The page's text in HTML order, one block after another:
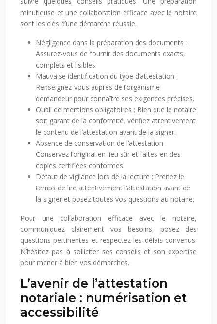
minutieuse et une collaboration efficace avec le notaire
sont les clés d’une démarche réussie.
Négligence dans la préparation des documents :
Assurez-vous de fournir des documents exacts,
complets et lisibles.
Mauvaise identification du type d’attestation :
Renseignez-vous auprès de l’organisme
demandeur pour connaître ses exigences précises.
Oubli de mentions obligatoires : Bien que le notaire
soit garant de la conformité, vérifiez attentivement
le contenu de l’attestation avant de la signer.
Absence de conservation de l’attestation :
Conservez l’original en lieu sûr et faites-en des
copies certifiées conformes.
Défaut de vigilance lors de la lecture : Prenez le
temps de lire attentivement l’attestation avant de
la signer et posez toutes vos questions au notaire.
Pour une collaboration efficace avec le notaire,
communiquez clairement vos besoins, posez des
questions pertinentes et respectez les délais convenus.
N’hésitez pas à solliciter ses conseils et son expertise
pour mener à bien vos démarches.
L’avenir de l’attestation
notariale : numérisation et
accessibilité